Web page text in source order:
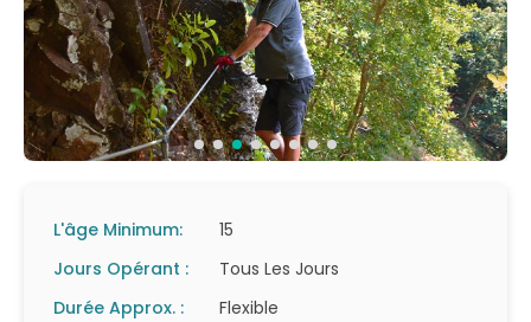
L'âge Minimum:
15
Jours Opérant :
Tous Les Jours
Durée Approx. :
Flexible